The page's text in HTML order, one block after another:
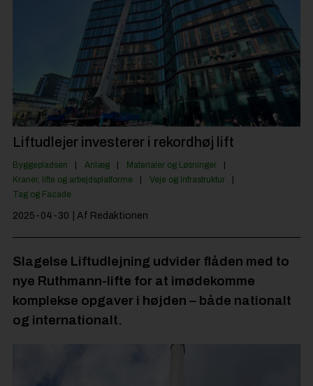
Materialer og løsninger
Byggepladsen
Til Håndværkeren
Partnere
Jobportal
Liftudlejer investerer i rekordhøj lift
Byggepladsen Anlæg
Materialer og Løsninger
Kraner, lifte og arbejdsplatforme
Veje og Infrastruktur
Tag og Facade
2025-04-30 | Af Redaktionen
Slagelse Liftudlejning udvider flåden med to
nye Ruthmann-lifte for at imødekomme
komplekse opgaver i højden – både nationalt
og internationalt.